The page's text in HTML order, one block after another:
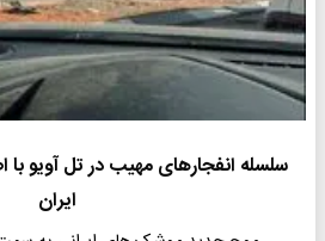
سلسله انفجارهای مهیب در تل آویو
ایران